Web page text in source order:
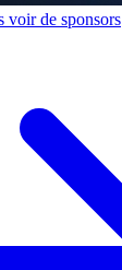
voir de sponsors